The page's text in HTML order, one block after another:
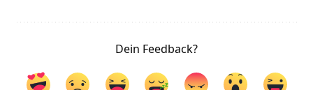
Dein Feedback?